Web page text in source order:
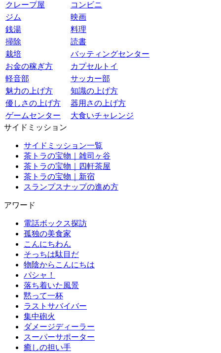
クレープ屋
コンビニ
ジム
映画
銭湯
料理
掃除
読書
栽培
バッティングセンター
お金の稼ぎ方
カプセルトイ
軽音部
サッカー部
魅力の上げ方
知識の上げ方
優しさの上げ方
器用さの上げ方
ゲームセンター
大食いチャレンジ
サイドミッション
サイドミッション一覧
茶トラの宝物｜雑司ヶ谷
茶トラの宝物｜四軒茶屋
茶トラの宝物｜新宿
スランプスナップの進め方
アワード
電話ボックス探訪
孤独の美食家
こんにちわん
そっちは駄目だ
物陰からこんにちは
パシャ！
落ち着いた風景
黙って一杯
ラストサバイバー
集中砲火
ダメージディーラー
スーパーサポーター
癒しの担い手